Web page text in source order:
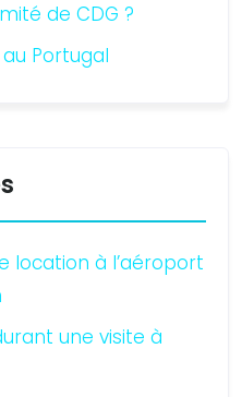
de CDG ?
Portugal
location à l’aéroport
une visite à